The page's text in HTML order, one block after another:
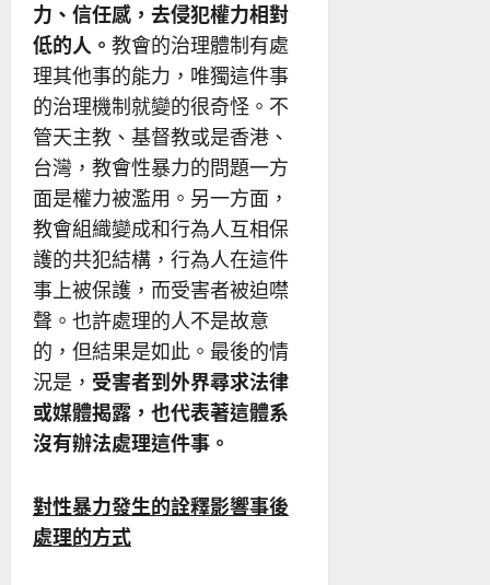
力、信任感，去侵犯權力相對
低的人。 教會的治理體制有處
理其他事的能力，唯獨這件事
的治理機制就變的很奇怪。不
管天主教、基督教或是香港、
台灣，教會性暴力的問題一方
面是權力被濫用。另一方面，
教會組織變成和行為人互相保
護的共犯結構，行為人在這件
事上被保護，而受害者被迫噤
聲。也許處理的人不是故意
的，但結果是如此。最後的情
況是， 受害者到外界尋求法律
或媒體揭露，也代表著這體系
沒有辦法處理這件事。
對性暴力發生的詮釋影響事後
處理的方式